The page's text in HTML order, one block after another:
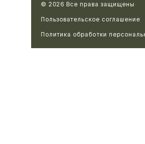
© 2026 Все права защищены
Политика обработки
Пользовательское соглашение